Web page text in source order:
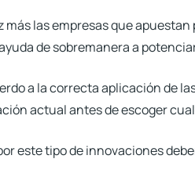
más las empresas que
de sobremanera a
a la correcta aplicación de
actual antes de escoger
este tipo de innovaciones